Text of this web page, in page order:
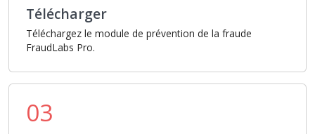
Télécharger
Téléchargez le module de prévention de la fraude
FraudLabs Pro.
03